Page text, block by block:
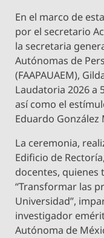
En el marco de
por el secretario
la secretaria
Autónomas de
(FAAPAUAEM),
Laudatoria 2026 a
así como el
Eduardo González
La ceremonia,
Edificio de
docentes, quienes
“Transformar las
Universidad”,
investigador
Autónoma de